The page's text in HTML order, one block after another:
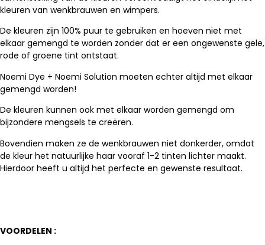
kleuren van wenkbrauwen en wimpers.
De kleuren zijn 100% puur te gebruiken en hoeven niet met
elkaar gemengd te worden zonder dat er een ongewenste gele,
rode of groene tint ontstaat.
Noemi Dye + Noemi Solution moeten echter altijd met elkaar
gemengd worden!
De kleuren kunnen ook met elkaar worden gemengd om
bijzondere mengsels te creëren.
Bovendien maken ze de wenkbrauwen niet donkerder, omdat
de kleur het natuurlijke haar vooraf 1-2 tinten lichter maakt.
Hierdoor heeft u altijd het perfecte en gewenste resultaat.
VOORDELEN :